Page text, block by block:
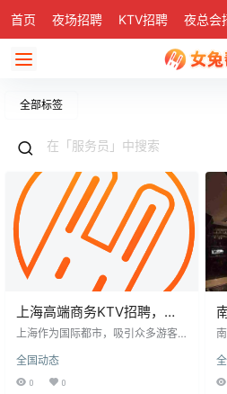
首页 夜场招聘 KTV招聘 夜总会
全部标签
上海高端商务KTV招聘，寻
觅热爱音乐、充满激情的你​
上海作为国际都市，吸引众多游客
跃。现招聘包厢服务员，要求形象
气质佳、沟通能力强，适应夜间工
全国动态
0 0